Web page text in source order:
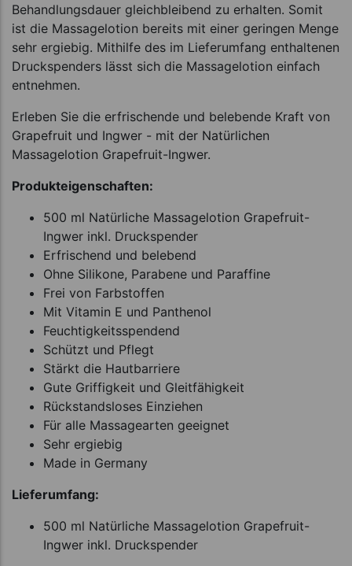
Behandlungsdauer gleichbleibend zu erhalten. Somit
ist die Massagelotion bereits mit einer geringen Menge
sehr ergiebig. Mithilfe des im Lieferumfang enthaltenen
Druckspenders lässt sich die Massagelotion einfach
entnehmen.
Erleben Sie die erfrischende und belebende Kraft von
Grapefruit und Ingwer - mit der Natürlichen
Massagelotion Grapefruit-Ingwer.
Produkteigenschaften:
500 ml Natürliche Massagelotion Grapefruit-
Ingwer inkl. Druckspender
Erfrischend und belebend
Ohne Silikone, Parabene und Paraffine
Frei von Farbstoffen
Mit Vitamin E und Panthenol
Feuchtigkeitsspendend
Schützt und Pflegt
Stärkt die Hautbarriere
Gute Griffigkeit und Gleitfähigkeit
Rückstandsloses Einziehen
Für alle Massagearten geeignet
Sehr ergiebig
Made in Germany
Lieferumfang:
500 ml Natürliche Massagelotion Grapefruit-
Ingwer inkl. Druckspender